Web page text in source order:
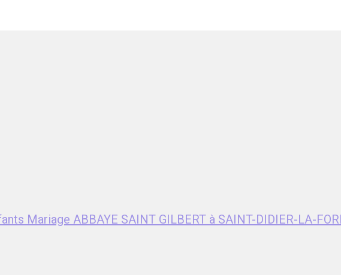
Mariage ABBAYE SAINT GILBERT à SAINT-DIDIER-LA-